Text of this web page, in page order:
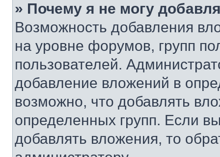
» Почему я не могу
Возможность добавления
на уровне форумов, групп
пользователей.
добавление вложений в
возможно, что добавлять
определенных групп. Если
добавлять вложения, то